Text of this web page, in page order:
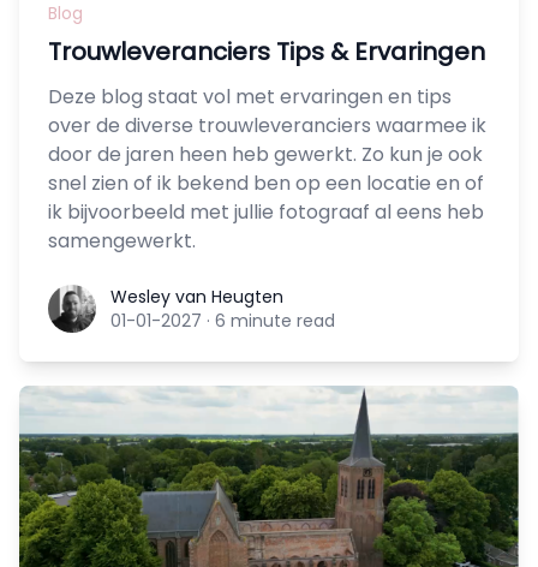
Blog
Trouwleveranciers Tips & Ervaringen
Deze blog staat vol met ervaringen en tips
over de diverse trouwleveranciers waarmee ik
door de jaren heen heb gewerkt. Zo kun je ook
snel zien of ik bekend ben op een locatie en of
ik bijvoorbeeld met jullie fotograaf al eens heb
samengewerkt.
Wesley van Heugten
Wesley van Heugten
01-01-2027 · 6 minute read